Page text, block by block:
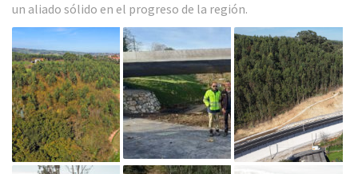
un aliado sólido en el progreso de la región.